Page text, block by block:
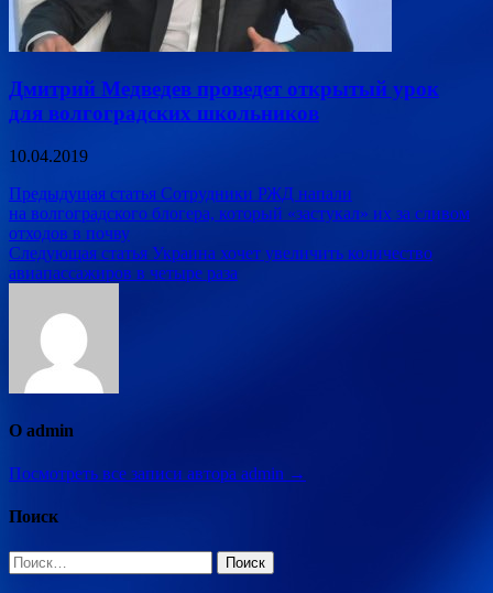
Дмитрий Медведев проведет открытый урок
для волгоградских школьников
10.04.2019
Навигация
по
записям
Предыдущая статья Сотрудники РЖД напали
на волгоградского блогера, который «застукал» их за сливом
отходов в почву
Следующая статья Украина хочет увеличить количество
авиапассажиров в четыре раза
О admin
Посмотреть все записи автора admin →
Поиск
Найти: